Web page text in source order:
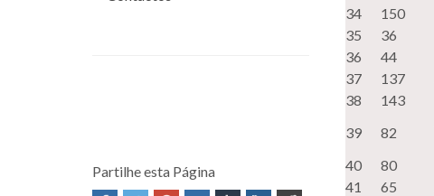
34
150
35
36
36
44
37
137
38
143
39
82
40
80
41
65
Partilhe esta Página